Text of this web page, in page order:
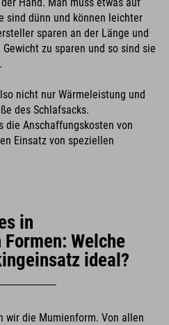
sind dünn und können leichter
sparen an der Länge und
zu sparen und so sind sie
nicht nur Wärmeleistung und
des Schlafsacks.
die Anschaffungskosten von
Einsatz von speziellen
in
Welche
ideal?
wir die Mumienform. Von allen